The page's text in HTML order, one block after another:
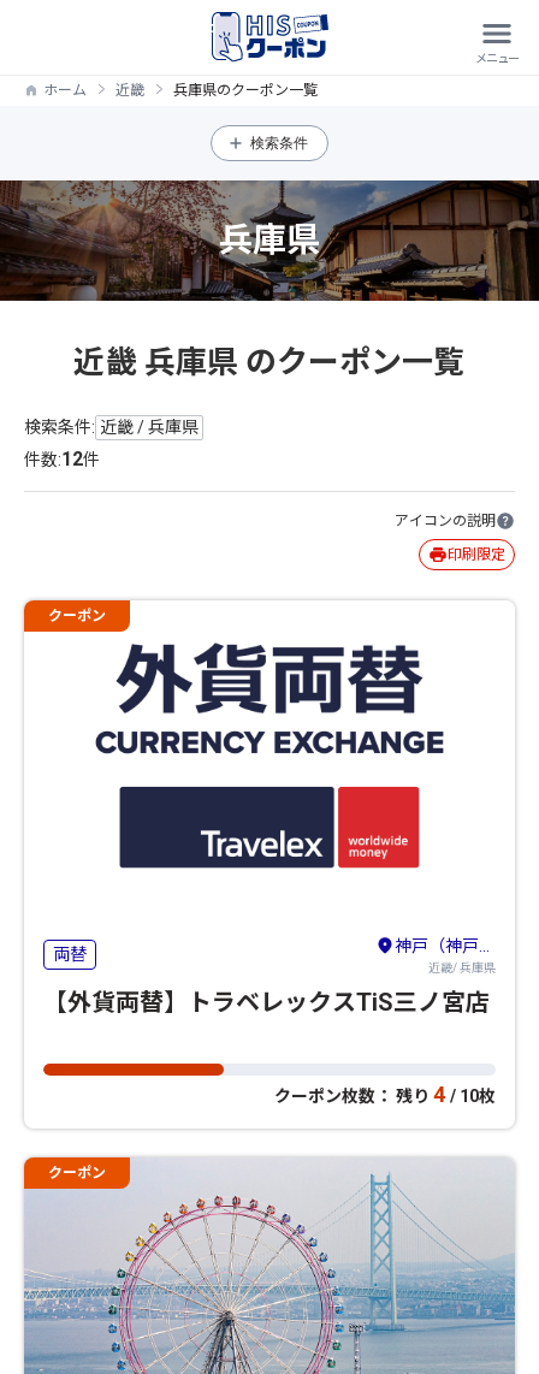
ホーム 近畿 兵庫県のクーポン一覧
検索条件
兵庫県
近畿 兵庫県 のクーポン一覧
検索条件: 近畿 / 兵庫県
件数:12件
アイコンの説明
印刷限定
クーポン
両替 神戸（神戸・有馬温泉・六甲山）
近畿/ 兵庫県
【外貨両替】トラベレックスTiS三ノ宮店
クーポン枚数： 残り 4 / 10枚
クーポン